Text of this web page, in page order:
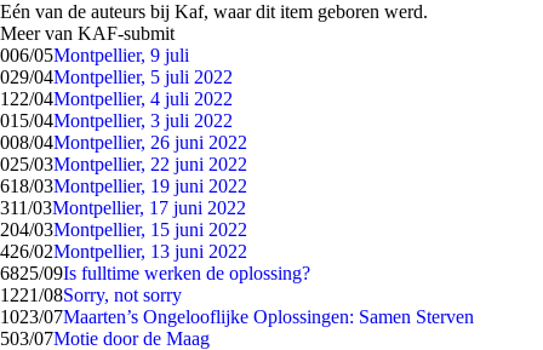
Eén van de auteurs bij Kaf, waar dit item geboren werd.
Meer van KAF-submit
006/05Montpellier, 9 juli
029/04Montpellier, 5 juli 2022
1 22/04Montpellier, 4 juli 2022
015/04Montpellier, 3 juli 2022
008/04Montpellier, 26 juni 2022
025/03Montpellier, 22 juni 2022
618/03Montpellier, 19 juni 2022
311/03Montpellier, 17 juni 2022
204/03Montpellier, 15 juni 2022
426/02Montpellier, 13 juni 2022
6825/09Is fulltime werken de oplossing?
1221/08Sorry, not sorry
1023/07Maarten’s Ongelooflijke Oplossingen: Samen Sterven
503/07Motie door de Maag